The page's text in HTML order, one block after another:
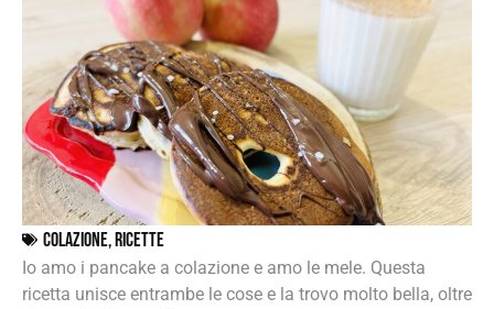
Colazione,Ricette
Io amo i pancake a colazione e amo le mele. Questa
ricetta unisce entrambe le cose e la trovo molto bella, oltre